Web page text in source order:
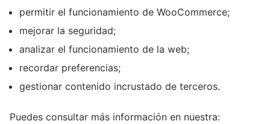
permitir el funcionamiento de WooCommerce;
mejorar la seguridad;
analizar el funcionamiento de la web;
recordar preferencias;
gestionar contenido incrustado de terceros.
Puedes consultar más información en nuestra: